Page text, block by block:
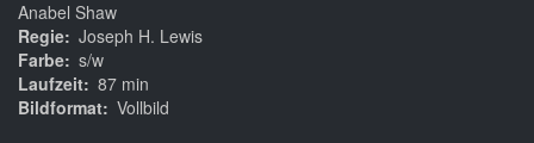
Anabel Shaw
Regie Joseph H. Lewis
Farbe s/w
Laufzeit 87 min
Bildformat Vollbild